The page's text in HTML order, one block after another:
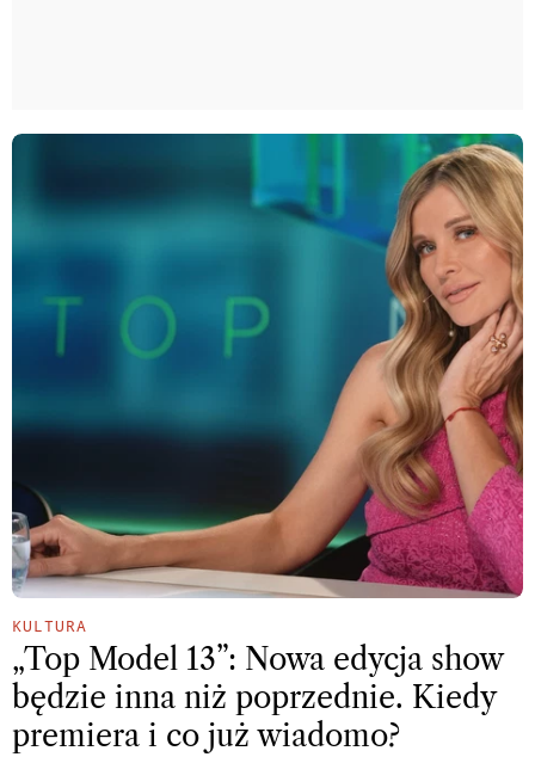
KULTURA
„Top Model 13”: Nowa edycja show
będzie inna niż poprzednie. Kiedy
premiera i co już wiadomo?